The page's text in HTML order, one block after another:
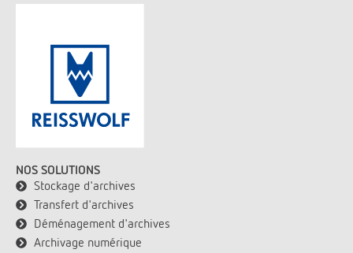
NOS SOLUTIONS
Stockage d'archives
Transfert d'archives
Déménagement d'archives
Archivage numérique